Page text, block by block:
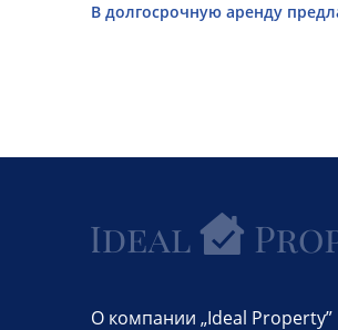
В долгосрочную аренду
О компании „Ideal Property”